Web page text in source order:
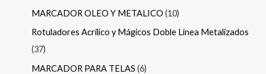
MARCADOR OLEO Y METALICO 10
Rotuladores Acrilico y Mágicos Doble Línea Metalizados
37
MARCADOR PARA TELAS 6